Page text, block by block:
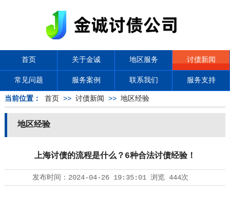
首页 关于金诚 地区服务 讨债新闻
常见问题 服务案例 联系我们 服务支持
当前位置： 首页 >> 讨债新闻 >> 地区经验
地区经验
上海讨债的流程是什么？6种合法讨债经验！
发布时间： 2024-04-26 19:35:01浏览 444次